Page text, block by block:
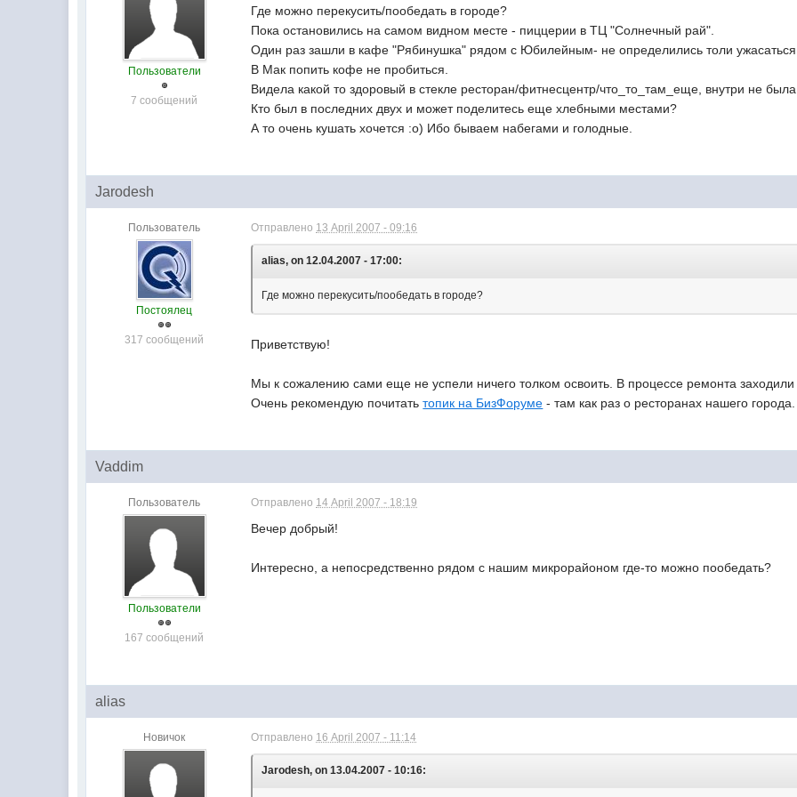
Пользователи
7 сообщений
Где можно перекусить/пообедать в городе?
Пока остановились на самом видном месте - пиццерии в ТЦ "Солнечный рай".
Один раз зашли в кафе "Рябинушка" рядом с Юбилейным- не определились толи ужасаться
В Мак попить кофе не пробиться.
Видела какой то здоровый в стекле ресторан/фитнесцентр/что_то_там_еще, внутри не
Кто был в последних двух и может поделитесь еще хлебными местами?
А то очень кушать хочется :о) Ибо бываем набегами и голодные.
Jarodesh
Пользователь
Постоялец
317 сообщений
Отправлено 13 April 2007 - 09:16
alias, on 12.04.2007 - 17:00:
Где можно перекусить/пообедать в городе?
Приветствую!
Мы к сожалению сами еще не успели ничего толком освоить. В процессе ремонта
Очень рекомендую почитатьтопик на БизФоруме - там как раз о ресторанах нашего города.
Vaddim
Пользователь
Пользователи
167 сообщений
Отправлено 14 April 2007 - 18:19
Вечер добрый!
Интересно, а непосредственно рядом с нашим микрорайоном где-то можно пообедать?
alias
Новичок Отправлено 16 April 2007 - 11:14
Jarodesh, on 13.04.2007 - 10:16: